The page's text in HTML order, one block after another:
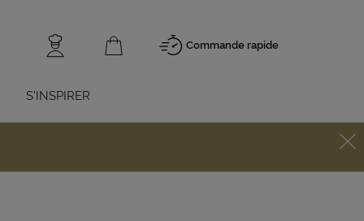
Commande rapide
S'INSPIRER